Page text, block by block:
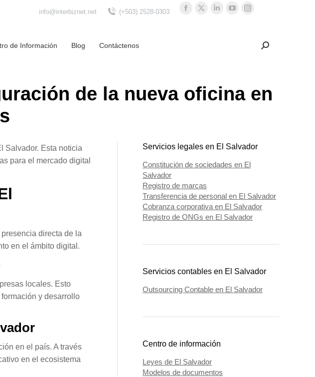
info@interbiznet.net (+503) 2528-0303
Facebook
X
LinkedinYouTubeInstagram
opens
de Información Blog Contáctenos Search:
Buscar
de la nueva oficina en
Salvador. Esta noticia
para el mercado digital
directa de la
en el ámbito digital.
locales. Esto
y desarrollo
en el país. A través
en el ecosistema
Servicios legales en El Salvador
Constitución de sociedades en El
Salvador
Registro de marcas
Transferencia de personal en El Salvador
Cobranza corporativa en El Salvador
Registro de ONGs en El Salvador
Servicios contables en El Salvador
Outsourcing Contable en El Salvador
Centro de información
Leyes de El Salvador
Modelos de documentos